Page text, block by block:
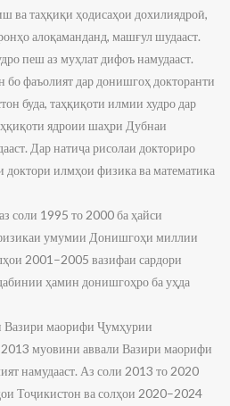
ва таҳқиқи ҳодисаҳои дохилиядроӣ,
алоқаманданд, машғул шудааст.
пеш аз муҳлат дифоъ намудааст.
фаъолият дар донишгоҳ докторанти
буда, таҳқиқоти илмии худро дар
ядроии шаҳри Дубнаи
Дар натиҷа рисолаи докториро
илмҳои физика ва математика
соли 1995 то 2000 ба ҳайси
умумии Донишгоҳи миллии
2001–2005 вазифаи сардори
ҳамин донишгоҳро ба уҳда
маорифи Ҷумҳурии
муовини аввали Вазири маорифи
намудааст. Аз соли 2013 то 2020
Тоҷикистон ва солҳои 2020–2024